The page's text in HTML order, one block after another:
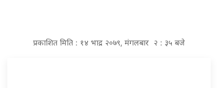
प्रकाशित मिति : १४ भाद्र २०७९, मंगलबार २ : ३५ बजे